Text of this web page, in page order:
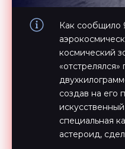
Как сообщило
космический
создав на его
специальная
астероид,